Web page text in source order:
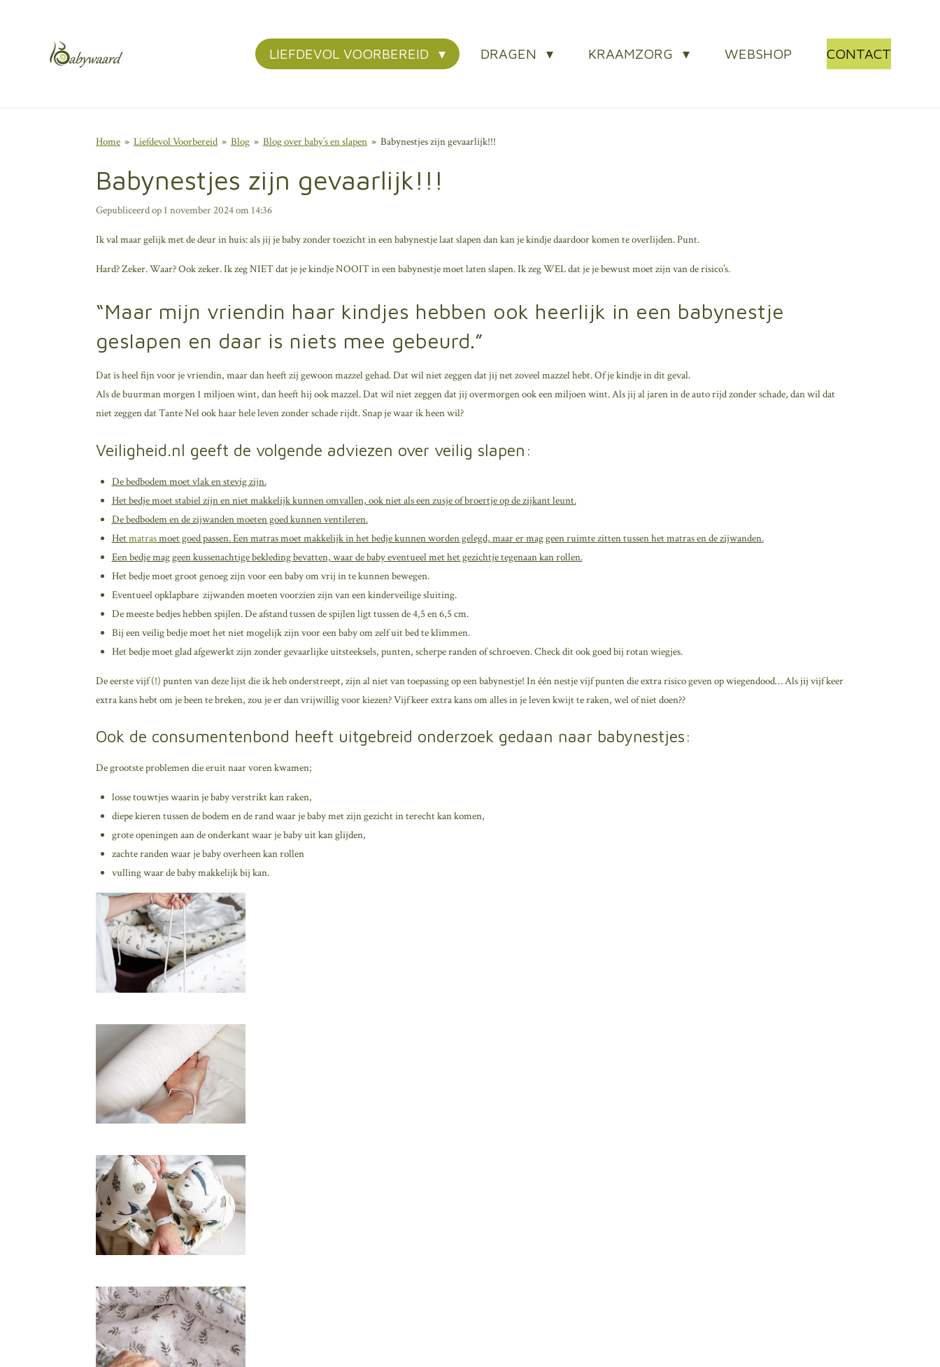
LIEFDEVOL VOORBEREID DRAGEN KRAAMZORG WEBSHOP CONTACT
Home » Liefdevol Voorbereid » Blog » Blog over baby’s en slapen » Babynestjes zijn gevaarlijk!!!
Babynestjes zijn gevaarlijk!!!
Gepubliceerd op 1 november 2024 om 14:36
Ik val maar gelijk met de deur in huis: als jij je baby zonder toezicht in een babynestje laat slapen dan kan je kindje daardoor komen te overlijden. Punt.
Hard? Zeker. Waar? Ook zeker. Ik zeg NIET dat je je kindje NOOIT in een babynestje moet laten slapen. Ik zeg WEL dat je je bewust moet zijn van de risico’s.
“Maar mijn vriendin haar kindjes hebben ook heerlijk in een babynestje
geslapen en daar is niets mee gebeurd.”
Dat is heel fijn voor je vriendin, maar dan heeft zij gewoon mazzel gehad. Dat wil niet zeggen dat jij net zoveel mazzel hebt. Of je kindje in dit geval.
Als de buurman morgen 1 miljoen wint, dan heeft hij ook mazzel. Dat wil niet zeggen dat jij overmorgen ook een miljoen wint. Als jij al jaren in de auto rijd zonder schade, dan wil dat
niet zeggen dat Tante Nel ook haar hele leven zonder schade rijdt. Snap je waar ik heen wil?
Veiligheid.nl geeft de volgende adviezen over veilig slapen:
De bedbodem moet vlak en stevig zijn.
Het bedje moet stabiel zijn en niet makkelijk kunnen omvallen, ook niet als een zusje of broertje op de zijkant leunt.
De bedbodem en de zijwanden moeten goed kunnen ventileren.
Hetmatrasmoet goed passen. Een matras moet makkelijk in het bedje kunnen worden gelegd, maar er mag geen ruimte zitten tussen het matras en de zijwanden.
Een bedje mag geen kussenachtige bekleding bevatten, waar de baby eventueel met het gezichtje tegenaan kan rollen.
Het bedje moet groot genoeg zijn voor een baby om vrij in te kunnen bewegen.
Eventueel opklapbare zijwanden moeten voorzien zijn van een kinderveilige sluiting.
De meeste bedjes hebben spijlen. De afstand tussen de spijlen ligt tussen de 4,5 en 6,5 cm.
Bij een veilig bedje moet het niet mogelijk zijn voor een baby om zelf uit bed te klimmen.
Het bedje moet glad afgewerkt zijn zonder gevaarlijke uitsteeksels, punten, scherpe randen of schroeven. Check dit ook goed bij rotan wiegjes.
De eerste vijf (!) punten van deze lijst die ik heb onderstreept, zijn al niet van toepassing op een babynestje! In één nestje vijf punten die extra risico geven op wiegendood… Als jij vijf keer
extra kans hebt om je been te breken, zou je er dan vrijwillig voor kiezen? Vijf keer extra kans om alles in je leven kwijt te raken, wel of niet doen??
Ook de consumentenbond heeft uitgebreid onderzoek gedaan naar babynestjes:
De grootste problemen die eruit naar voren kwamen;
losse touwtjes waarin je baby verstrikt kan raken,
diepe kieren tussen de bodem en de rand waar je baby met zijn gezicht in terecht kan komen,
grote openingen aan de onderkant waar je baby uit kan glijden,
zachte randen waar je baby overheen kan rollen
vulling waar de baby makkelijk bij kan.